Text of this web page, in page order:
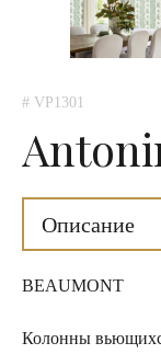
# VP1301
Описание
BEAUMONT
Колонны